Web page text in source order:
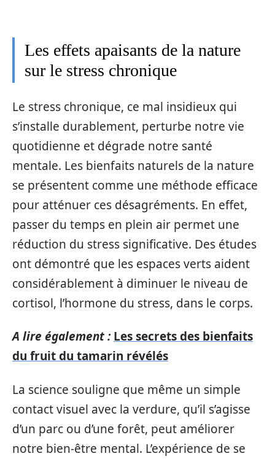
Les effets apaisants de la nature
sur le stress chronique
Le stress chronique, ce mal insidieux qui
s’installe durablement, perturbe notre vie
quotidienne et dégrade notre santé
mentale. Les bienfaits naturels de la nature
se présentent comme une méthode efficace
pour atténuer ces désagréments. En effet,
passer du temps en plein air permet une
réduction du stress significative. Des études
ont démontré que les espaces verts aident
considérablement à diminuer le niveau de
cortisol, l’hormone du stress, dans le corps.
A lire également : Les secrets des bienfaits
du fruit du tamarin révélés
La science souligne que même un simple
contact visuel avec la verdure, qu’il s’agisse
d’un parc ou d’une forêt, peut améliorer
notre bien-être mental. L’expérience de se